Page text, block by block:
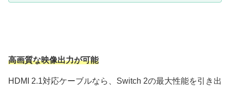
高画質な映像出力が可能
HDMI 2.1対応ケーブルなら、Switch 2の最大性能を引き出